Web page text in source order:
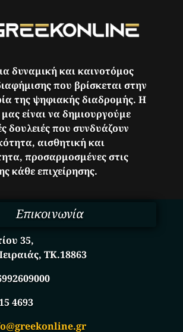
δυναμική και καινοτόμος
που βρίσκεται στην
της ψηφιακής διαδρομής. Η
είναι να δημιουργούμε
δουλειές που συνδυάζουν
αισθητική και
προσαρμοσμένες στις
κάθε επιχείρησης.
Επικοινωνία
35,
ΤΚ.18863
4693